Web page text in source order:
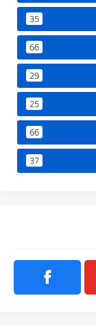
35
66
29
25
66
37